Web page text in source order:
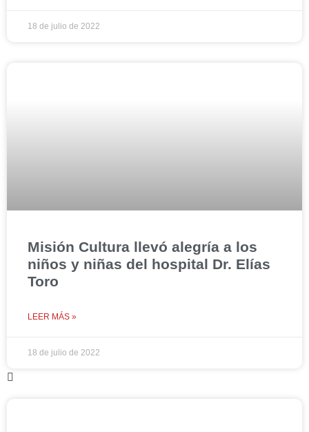
18 de julio de 2022
Misión Cultura llevó alegría a los
niños y niñas del hospital Dr. Elías
Toro
LEER MÁS »
18 de julio de 2022